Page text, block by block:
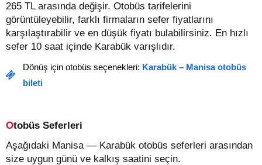
265 TL arasında değişir. Otobüs tarifelerini
görüntüleyebilir, farklı firmaların sefer fiyatlarını
karşılaştırabilir ve en düşük fiyatı bulabilirsiniz. En hızlı
sefer 10 saat içinde Karabük varışlıdır.
Dönüş için otobüs seçenekleri: Karabük – Manisa otobüs
bileti
Otobüs Seferleri
Aşağıdaki Manisa — Karabük otobüs seferleri arasından
size uygun günü ve kalkış saatini seçin.